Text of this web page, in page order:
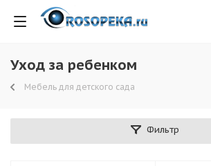
Уход за ребенком
Мебель для детского сада
Фильтр